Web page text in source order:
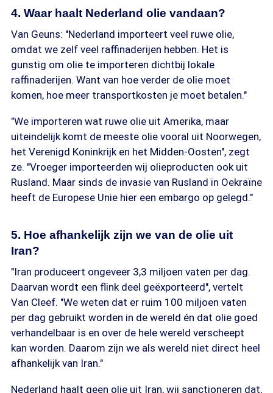
4. Waar haalt Nederland olie vandaan?
Van Geuns: "Nederland importeert veel ruwe olie,
omdat we zelf veel raffinaderijen hebben. Het is
gunstig om olie te importeren dichtbij lokale
raffinaderijen. Want van hoe verder de olie moet
komen, hoe meer transportkosten je moet betalen."
"We importeren wat ruwe olie uit Amerika, maar
uiteindelijk komt de meeste olie vooral uit Noorwegen,
het Verenigd Koninkrijk en het Midden-Oosten", zegt
ze. "Vroeger importeerden wij olieproducten ook uit
Rusland. Maar sinds de invasie van Rusland in Oekraïne
heeft de Europese Unie hier een embargo op gelegd."
5. Hoe afhankelijk zijn we van de olie uit
Iran?
"Iran produceert ongeveer 3,3 miljoen vaten per dag.
Daarvan wordt een flink deel geëxporteerd", vertelt
Van Cleef. "We weten dat er ruim 100 miljoen vaten
per dag gebruikt worden in de wereld én dat olie goed
verhandelbaar is en over de hele wereld verscheept
kan worden. Daarom zijn we als wereld niet direct heel
afhankelijk van Iran."
Nederland haalt geen olie uit Iran, wij sanctioneren dat,